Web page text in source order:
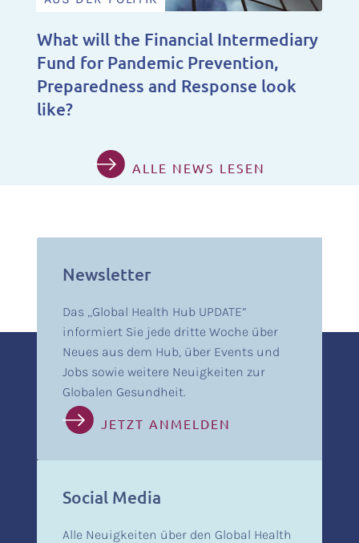
What will the Financial Intermediary
Fund for Pandemic Prevention,
Preparedness and Response look
like?
ALLE NEWS LESEN
Newsletter
Das „Global Health Hub UPDATE”
informiert Sie jede dritte Woche über
Neues aus dem Hub, über Events und
Jobs sowie weitere Neuigkeiten zur
Globalen Gesundheit.
JETZT ANMELDEN
Social Media
Alle Neuigkeiten über den Global Health